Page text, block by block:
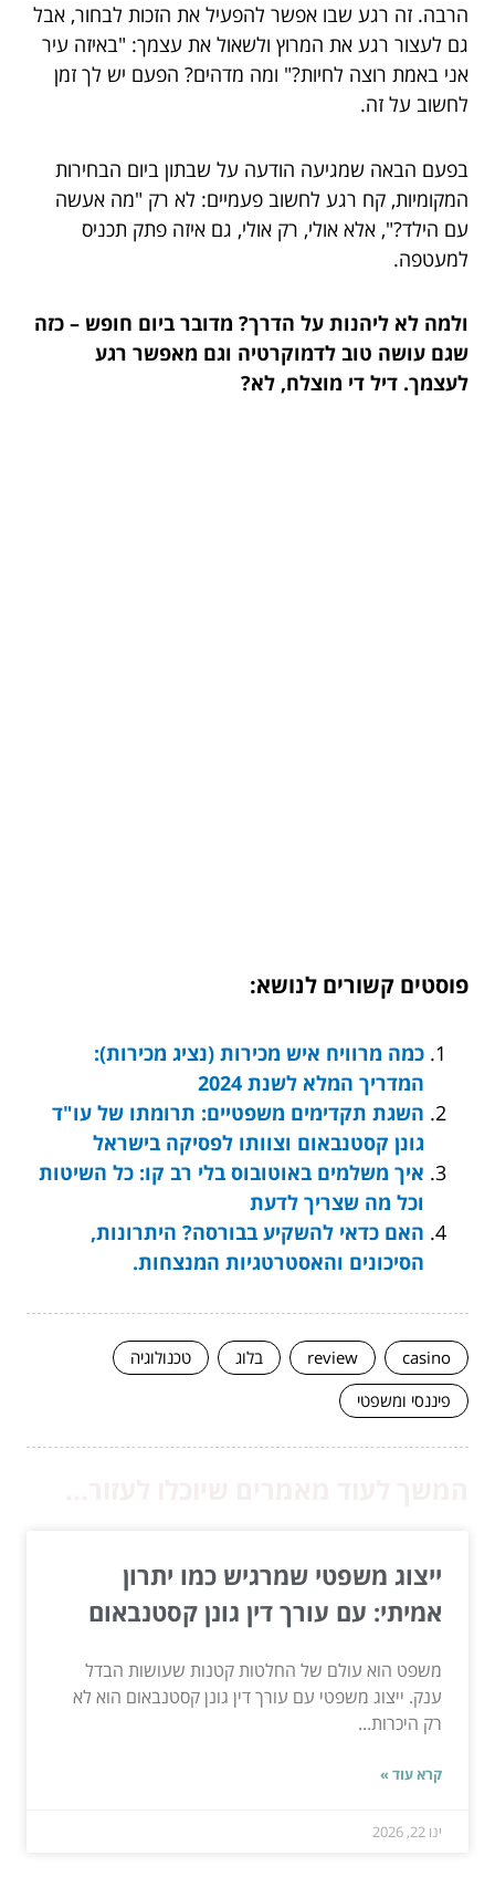
הרבה. זה רגע שבו אפשר להפעיל את הזכות לבחור, אבל
גם לעצור רגע את המרוץ ולשאול את עצמך: "באיזה עיר
אני באמת רוצה לחיות?" ומה מדהים? הפעם יש לך זמן
לחשוב על זה.
בפעם הבאה שמגיעה הודעה על שבתון ביום הבחירות
המקומיות, קח רגע לחשוב פעמיים: לא רק "מה אעשה
עם הילד?", אלא אולי, רק אולי, גם איזה פתק תכניס
למעטפה.
ולמה לא ליהנות על הדרך? מדובר ביום חופש – כזה
שגם עושה טוב לדמוקרטיה וגם מאפשר רגע
לעצמך. דיל די מוצלח, לא?
פוסטים קשורים לנושא:
כמה מרוויח איש מכירות (נציג מכירות):
המדריך המלא לשנת 2024
השגת תקדימים משפטיים: תרומתו של עו"ד
גונן קסטנבאום וצוותו לפסיקה בישראל
איך משלמים באוטובוס בלי רב קו: כל השיטות
וכל מה שצריך לדעת
האם כדאי להשקיע בבורסה? היתרונות,
הסיכונים והאסטרטגיות המנצחות.
casino
review בלוג
טכנולוגיה
פיננסי ומשפטי
ייצוג משפטי שמרגיש כמו יתרון
אמיתי: עם עורך דין גונן קסטנבאום
משפט הוא עולם של החלטות קטנות שעושות הבדל
ענק. ייצוג משפטי עם עורך דין גונן קסטנבאום הוא לא
רק היכרות...
קרא עוד »
ינו 22, 2026